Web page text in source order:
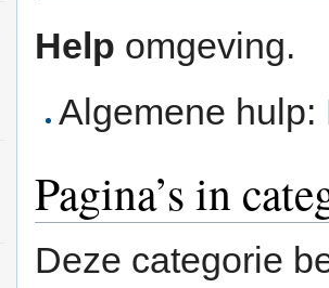
Help omgeving.
Algemene hulp:
Pagina’s in
Deze categorie